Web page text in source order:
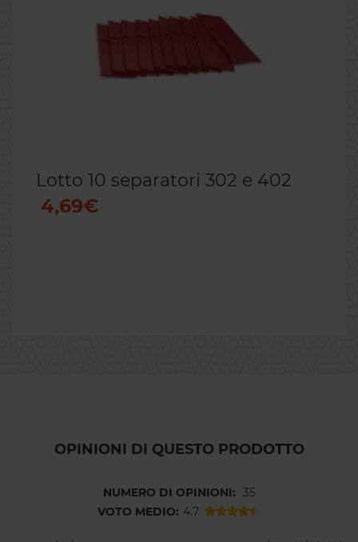
Lotto 10 separatori 302 e 402
4,69€
OPINIONI DI QUESTO PRODOTTO
NUMERO DI OPINIONI: 35
VOTO MEDIO: 4.7